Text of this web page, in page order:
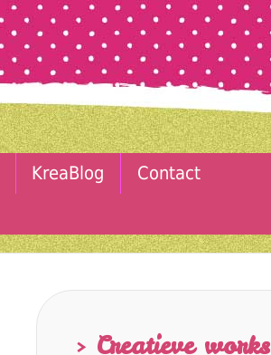
KreaBlog
Contact
> Creatieve